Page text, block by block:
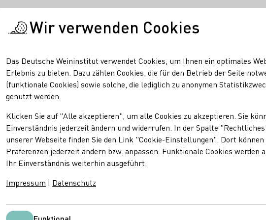
Schlink
Freude daran unsere Naheweine in die Welt zu bringen. Besuchen
Wir verwenden Cookies
Das Deutsche Weininstitut verwendet Cookies, um Ihnen ein optimales
Erlebnis zu bieten. Dazu zählen Cookies, die für den Betrieb der Seite
(funktionale Cookies) sowie solche, die lediglich zu anonymen
genutzt werden.
Klicken Sie auf "Alle akzeptieren", um alle Cookies zu akzeptieren. Sie
Einverständnis jederzeit ändern und widerrufen. In der Spalte
unserer Webseite finden Sie den Link "Cookie-Einstellungen". Dort können
Präferenzen jederzeit ändern bzw. anpassen. Funktionale Cookies werden
Ihr Einverständnis weiterhin ausgeführt.
Impressum | Datenschutz